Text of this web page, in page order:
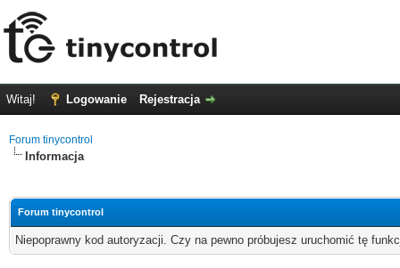
Witaj! Logowanie Rejestracja
Forum tinycontrol
Informacja
Forum tinycontrol
Niepoprawny kod autoryzacji. Czy na pewno próbujesz uruchomić tę